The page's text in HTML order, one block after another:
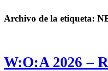
Archivo de la etiqueta:
W:O:A 2026 –